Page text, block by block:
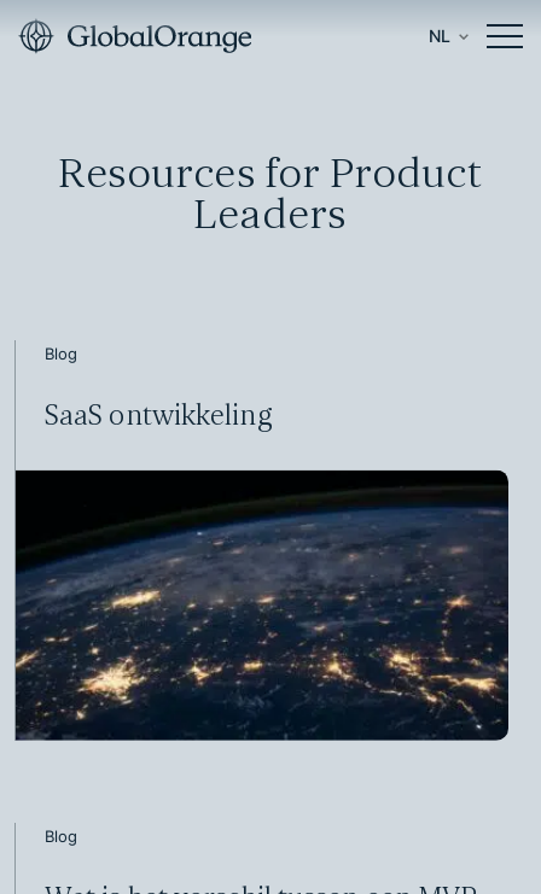
NL
Resources for Product
Leaders
Blog
SaaS ontwikkeling
Blog